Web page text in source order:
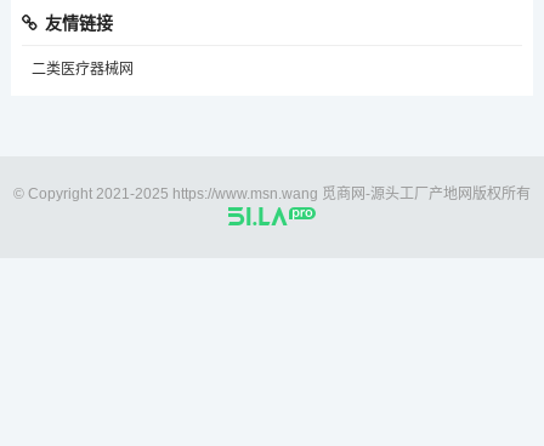
友情链接
二类医疗器械网
© Copyright 2021-2025 https://www.msn.wang 觅商网-源头工厂产地网版权所有